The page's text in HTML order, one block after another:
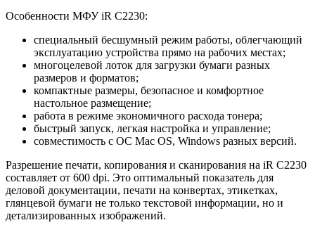
Особенности МФУ iR C2230:
специальный бесшумный режим работы, облегчающий
эксплуатацию устройства прямо на рабочих местах;
многоцелевой лоток для загрузки бумаги разных
размеров и форматов;
компактные размеры, безопасное и комфортное
настольное размещение;
работа в режиме экономичного расхода тонера;
быстрый запуск, легкая настройка и управление;
совместимость с ОС Mac OS, Windows разных версий.
Разрешение печати, копирования и сканирования на iR C2230
составляет от 600 dpi. Это оптимальный показатель для
деловой документации, печати на конвертах, этикетках,
глянцевой бумаги не только текстовой информации, но и
детализированных изображений.